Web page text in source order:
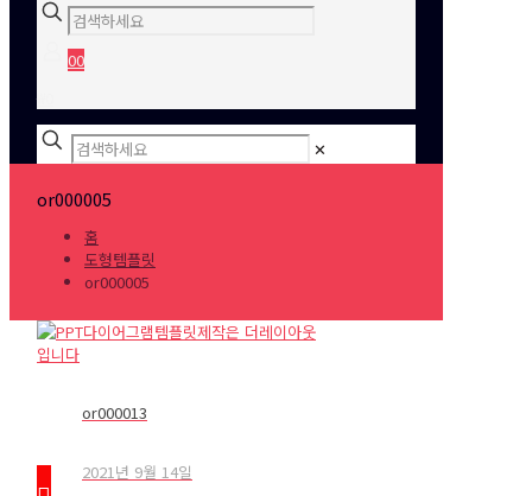
00
✕
or000005
홈
도형템플릿
or000005
or000013
2021년 9월 14일